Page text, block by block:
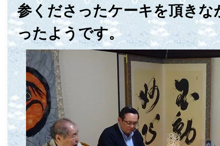
参くださったケーキを頂きな
ったようです。